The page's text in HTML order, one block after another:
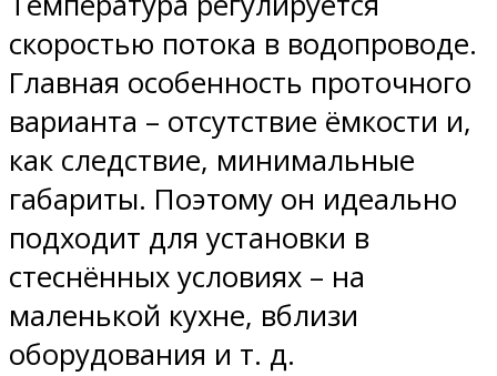
скоростью потока в водопроводе.
Главная особенность проточного
варианта – отсутствие ёмкости и,
как следствие, минимальные
габариты. Поэтому он идеально
подходит для установки в
стеснённых условиях – на
маленькой кухне, вблизи
оборудования и т. д.